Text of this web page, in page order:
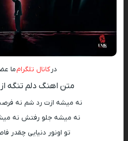
در کانال تلگرامما
متن اهنگ دلم تنگه
نه میشه ازت رد شم نه
نه میشه جلو رفتش نه
تو اونور دنیایی چقدر